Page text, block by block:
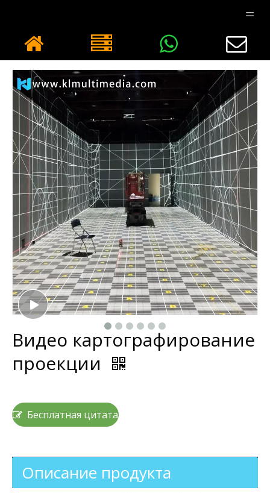
Видео картографирование
проекции
Бесплатная цитата
Описание продукта